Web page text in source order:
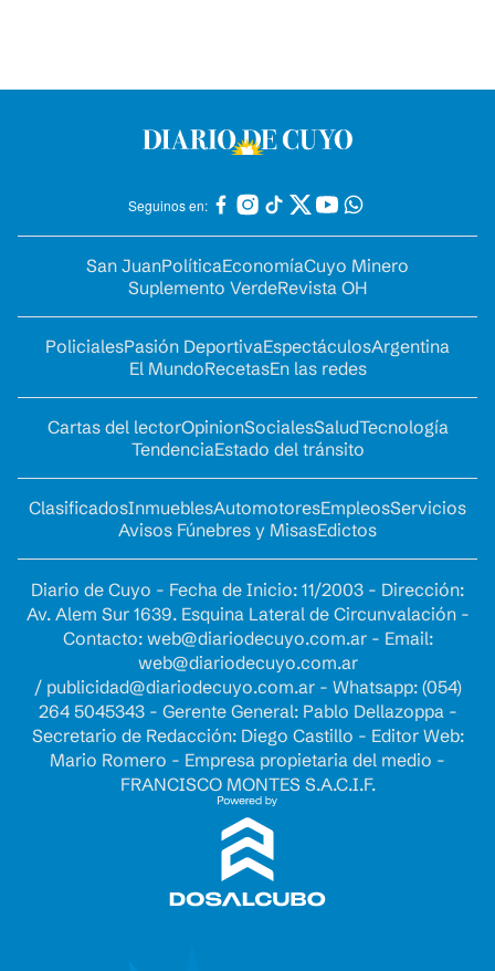
Seguinos en:
San JuanPolíticaEconomíaCuyo Minero
Suplemento VerdeRevista OH
PolicialesPasión DeportivaEspectáculosArgentina
El MundoRecetasEn las redes
Cartas del lectorOpinionSocialesSaludTecnología
TendenciaEstado del tránsito
ClasificadosInmueblesAutomotoresEmpleosServicios
Avisos Fúnebres y MisasEdictos
Diario de Cuyo - Fecha de Inicio: 11/2003 - Dirección:
Av. Alem Sur 1639. Esquina Lateral de Circunvalación -
Contacto: web@diariodecuyo.com.ar- Email:
web@diariodecuyo.com.ar
/ publicidad@diariodecuyo.com.ar- Whatsapp: (054)
264 5045343 - Gerente General: Pablo Dellazoppa -
Secretario de Redacción: Diego Castillo - Editor Web:
Mario Romero - Empresa propietaria del medio -
FRANCISCO MONTES S.A.C.I.F.